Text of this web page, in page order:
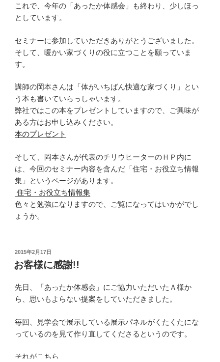
これで、今年の「あったか体感会」も終わり、少しほっ
としています。
セミナーに参加していただきありがとうございました。
そして、暖かい家づくりの役に立つことを願っていま
す。
講師の岡本さんは「体がいちばん快適な家づくり」とい
う本も書いていらっしゃいます。
弊社ではこの本をプレゼントしていますので、ご興味が
ある方はお申し込みください。
本のプレゼント
そして、岡本さんが代表のチリウヒーターのＨＰ内に
は、今回のセミナー内容を含んだ「住宅・お役立ち情報
集」というページがあります。
住宅・お役立ち情報集
色々と勉強になりますので、ご覧になってはいかがでし
ょうか。
投
稿
日:
2015年2月17日
お客様に感謝!!
先日、「あったか体感会」にご協力いただいたＡ様か
ら、思いもよらない提案をしていただきました。
毎回、見学会で展示している展示パネルがくたくたにな
っているのを見て作り直してくださるというのです。
それがこちら